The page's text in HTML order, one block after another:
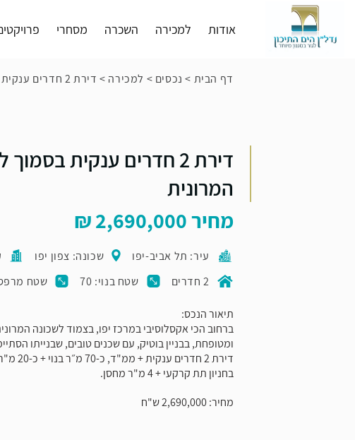
אודות למכירה השכרה מסחרי
דף הבית > נכסים > למכירה > דירת 2 חדרים ענקית בסמוך לשכונה המרונית
דירת 2 חדרים ענקית
המרונית
מחיר2,690,000
עיר: תל אביב-יפו שכונה: צפון יפו
2 חדרים
שטח בנוי: 70 שטח
תיאור הנכס:
ברחוב הכי אקסלוסיבי במרכז יפו, בצמוד לשכונה
ומטופחת, בבניין בוטיק, עם שכנים טובים, שבנייתו הסתיימה
דירת 2
בחניון תת קרקעי + 4 מ"ר מחסן.
מחיר: 2,690,000 ש"ח